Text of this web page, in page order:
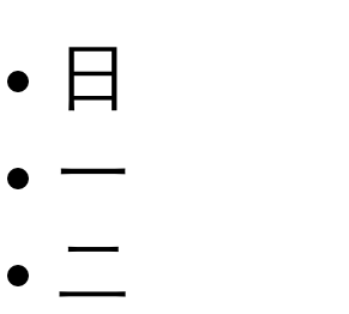
日
一
二